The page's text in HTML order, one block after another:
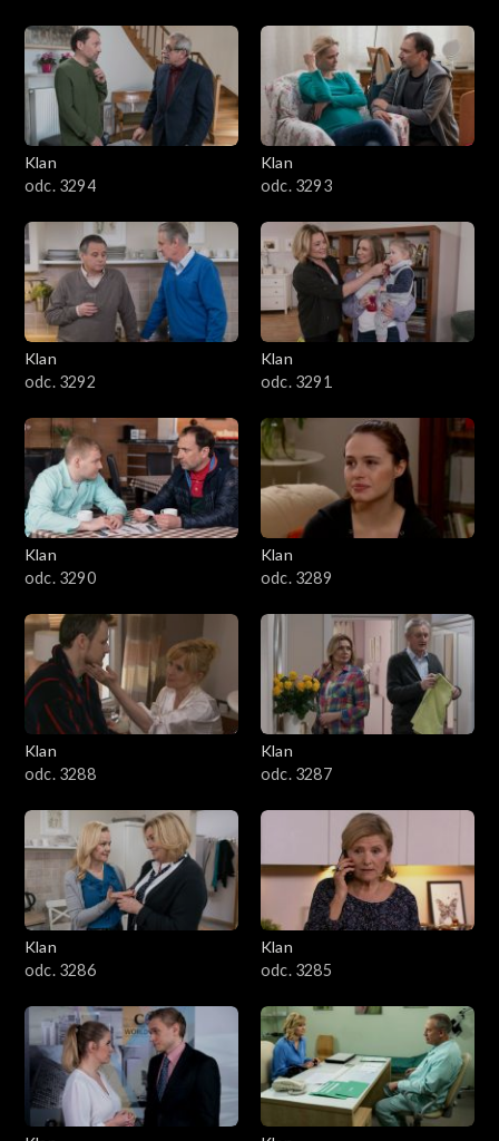
3601–3700
3501–3600
3401–3500
3201–3300
3101–3200
3001–3100
2901–3000
2801–2900
2701–2800
2501–2600
2401–2500
2301–2400
2201–2300
2101–2200
2001–2100
1901–2000
1801–1900
1701–1800
Klan
odc. 3294
Klan
odc. 3293
Klan
odc. 3292
Klan
odc. 3291
Klan
odc. 3290
Klan
odc. 3289
Klan
odc. 3288
Klan
odc. 3287
Klan
odc. 3286
Klan
odc. 3285